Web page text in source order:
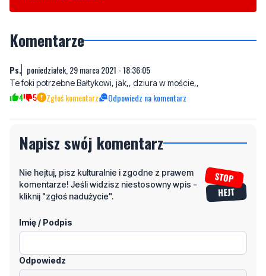
Komentarze
Ps. poniedziałek, 29 marca 2021 - 18:36:05
Te foki potrzebne Bałtykowi, jak,, dziura w moście,,
4 5 Zgłoś komentarz Odpowiedz na komentarz
Napisz swój komentarz
Nie hejtuj, pisz kulturalnie i zgodne z prawem
komentarze! Jeśli widzisz niestosowny wpis -
kliknij "zgłoś nadużycie".
Imię / Podpis
Odpowiedz